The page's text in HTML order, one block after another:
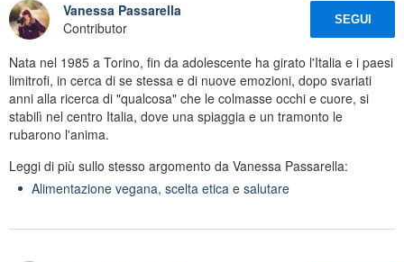
Vanessa Passarella
Contributor
SEGUI
Nata nel 1985 a Torino, fin da adolescente ha girato l'Italia e i paesi
limitrofi, in cerca di se stessa e di nuove emozioni, dopo svariati
anni alla ricerca di "qualcosa" che le colmasse occhi e cuore, si
stabilì nel centro Italia, dove una spiaggia e un tramonto le
rubarono l'anima.
Leggi di più sullo stesso argomento da Vanessa Passarella:
Alimentazione vegana, scelta etica e salutare